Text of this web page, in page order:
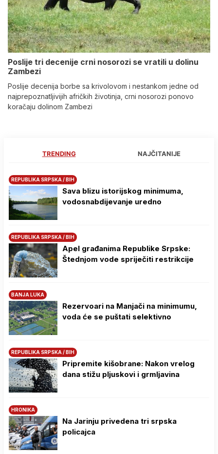
Poslije tri decenije crni nosorozi se vratili u dolinu
Zambezi
Poslije decenija borbe sa krivolovom i nestankom jedne od
najprepoznatljivijih afričkih životinja, crni nosorozi ponovo
koračaju dolinom Zambezi
TRENDING NAJČITANIJE
REPUBLIKA SRPSKA / BIH
Sava blizu istorijskog minimuma,
vodosnabdijevanje uredno
REPUBLIKA SRPSKA / BIH
Apel građanima Republike Srpske:
Štednjom vode spriječiti restrikcije
BANJA LUKA
Rezervoari na Manjači na minimumu,
voda će se puštati selektivno
REPUBLIKA SRPSKA / BIH
Pripremite kišobrane: Nakon vrelog
dana stižu pljuskovi i grmljavina
HRONIKA
Na Јarinju privedena tri srpska
policajca